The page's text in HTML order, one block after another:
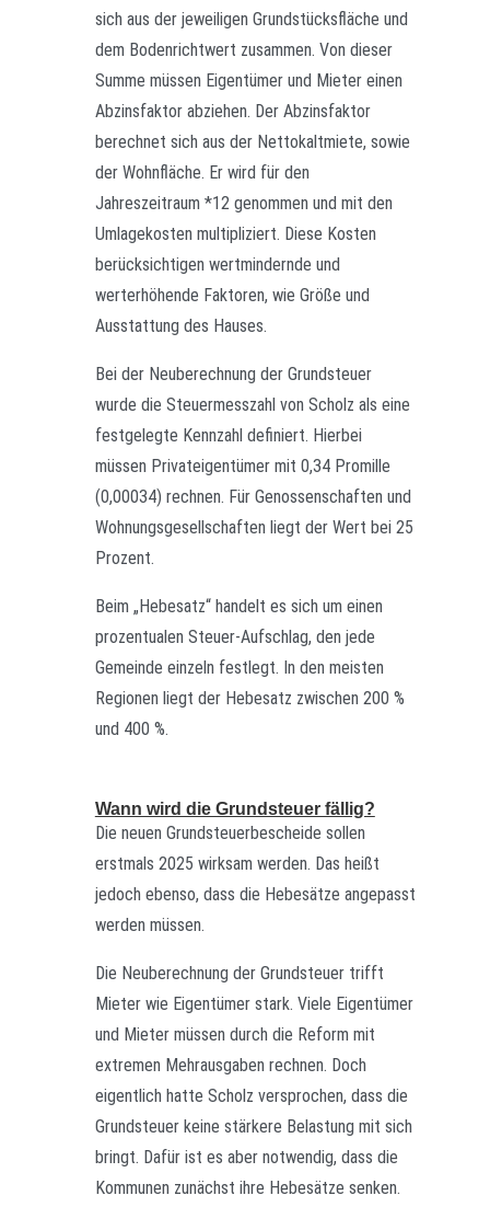
sich aus der jeweiligen Grundstücksfläche und
dem Bodenrichtwert zusammen. Von dieser
Summe müssen Eigentümer und Mieter einen
Abzinsfaktor abziehen. Der Abzinsfaktor
berechnet sich aus der Nettokaltmiete, sowie
der Wohnfläche. Er wird für den
Jahreszeitraum *12 genommen und mit den
Umlagekosten multipliziert. Diese Kosten
berücksichtigen wertmindernde und
werterhöhende Faktoren, wie Größe und
Ausstattung des Hauses.
Bei der Neuberechnung der Grundsteuer
wurde die Steuermesszahl von Scholz als eine
festgelegte Kennzahl definiert. Hierbei
müssen Privateigentümer mit 0,34 Promille
(0,00034) rechnen. Für Genossenschaften und
Wohnungsgesellschaften liegt der Wert bei 25
Prozent.
Beim „Hebesatz“ handelt es sich um einen
prozentualen Steuer-Aufschlag, den jede
Gemeinde einzeln festlegt. In den meisten
Regionen liegt der Hebesatz zwischen 200 %
und 400 %.
Wann wird die Grundsteuer fällig?
Die neuen Grundsteuerbescheide sollen
erstmals 2025 wirksam werden. Das heißt
jedoch ebenso, dass die Hebesätze angepasst
werden müssen.
Die Neuberechnung der Grundsteuer trifft
Mieter wie Eigentümer stark. Viele Eigentümer
und Mieter müssen durch die Reform mit
extremen Mehrausgaben rechnen. Doch
eigentlich hatte Scholz versprochen, dass die
Grundsteuer keine stärkere Belastung mit sich
bringt. Dafür ist es aber notwendig, dass die
Kommunen zunächst ihre Hebesätze senken.